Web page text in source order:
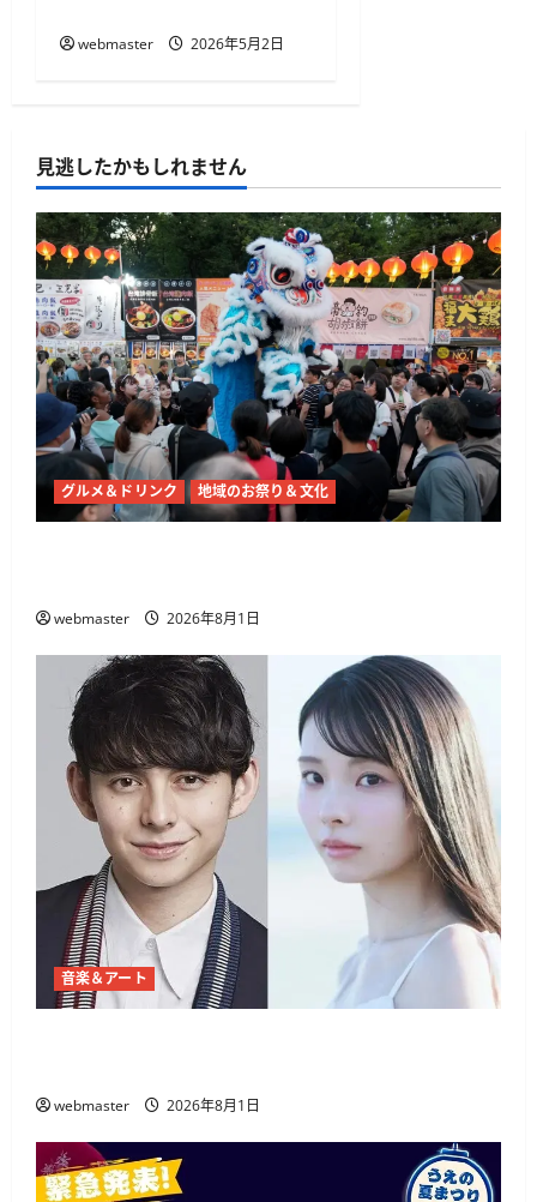
webmaster 2026年5月2日
見逃したかもしれません
グルメ＆ドリンク 地域のお祭り＆文化
webmaster 2026年8月1日
音楽＆アート
webmaster 2026年8月1日